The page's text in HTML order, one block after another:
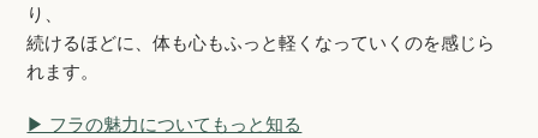
り、
続けるほどに、体も心もふっと軽くなっていくのを感じら
れます。
▶ フラの魅力についてもっと知る